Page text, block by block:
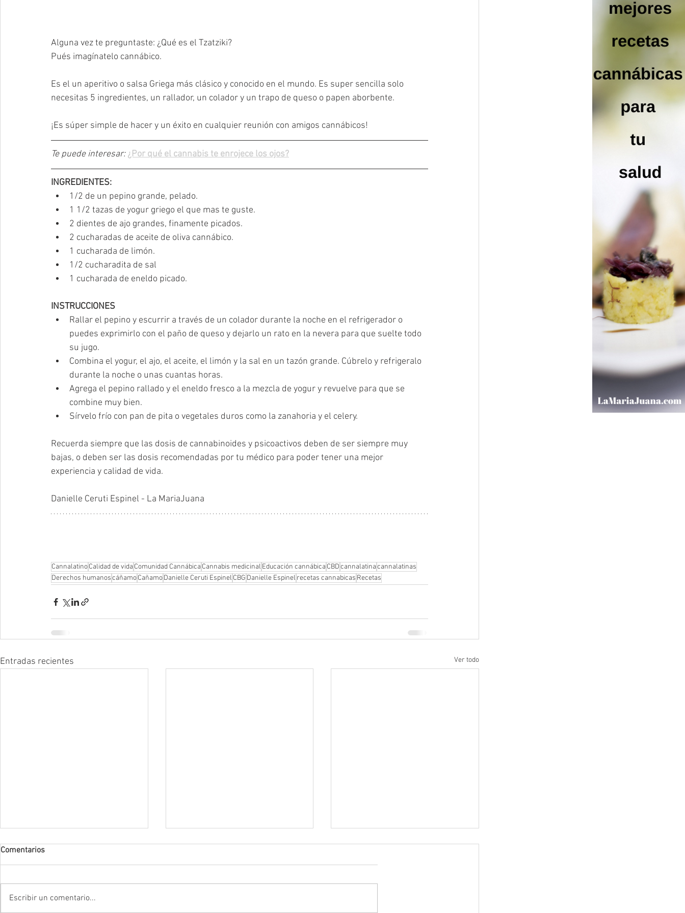
Alguna vez te preguntaste: ¿Qué es el Tzatziki?
Pués imagínatelo cannábico.
Es el un aperitivo o salsa Griega más clásico y conocido en el mundo. Es super sencilla solo
necesitas 5 ingredientes, un rallador, un colador y un trapo de queso o papen aborbente.
¡Es súper simple de hacer y un éxito en cualquier reunión con amigos cannábicos!
Te puede interesar: ¿Por qué el cannabis te enrojece los ojos?
INGREDIENTES:
1/2 de un pepino grande, pelado.
1 1/2 tazas de yogur griego el que mas te guste.
2 dientes de ajo grandes, finamente picados.
2 cucharadas de aceite de oliva cannábico.
1 cucharada de limón.
1/2 cucharadita de sal
1 cucharada de eneldo picado.
INSTRUCCIONES
Rallar el pepino y escurrir a través de un colador durante la noche en el refrigerador o
puedes exprimirlo con el paño de queso y dejarlo un rato en la nevera para que suelte todo
su jugo.
Combina el yogur, el ajo, el aceite, el limón y la sal en un tazón grande. Cúbrelo y refrigeralo
durante la noche o unas cuantas horas.
Agrega el pepino rallado y el eneldo fresco a la mezcla de yogur y revuelve para que se
combine muy bien.
Sírvelo frío con pan de pita o vegetales duros como la zanahoria y el celery.
Recuerda siempre que las dosis de cannabinoides y psicoactivos deben de ser siempre muy
bajas, o deben ser las dosis recomendadas por tu médico para poder tener una mejor
experiencia y calidad de vida.
Danielle Ceruti Espinel - La MariaJuana
CannalatinoCalidad de vida Comunidad Cannábica Cannabis medicinal Educación cannábica CBDcannalatinacannalatinas
Derechos humanoscáñamoCañamoDanielle Ceruti Espinel CBG Danielle Espinel recetas cannabicas Recetas
Entradas recientes Ver todo
Comentarios
Escribir un comentario...